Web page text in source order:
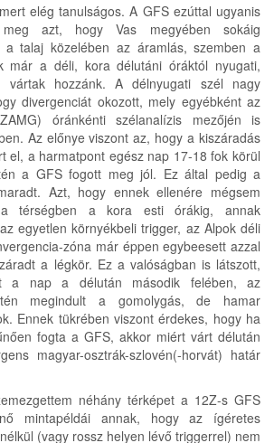
elég tanulságos. A GFS ezúttal ugyanis
azt, hogy Vas megyében sokáig
a talaj közelében az áramlás, szemben a
már a déli, kora délutáni óráktól nyugati,
vártak hozzánk. A délnyugati szél nagy
divergenciát okozott, mely egyébként az
óránkénti szélanalízis mezőjén is
Az előnye viszont az, hogy a kiszáradás
el, a harmatpont egész nap 17-18 fok körül
a GFS fogott meg jól. Ez által pedig a
Azt, hogy ennek ellenére mégsem
térségben a kora esti órákig, annak
egyetlen környékbeli trigger, az Alpok déli
zóna már éppen egybeesett azzal
a légkör. Ez a valóságban is látszott,
a nap a délután második felében, az
megindult a gomolygás, de hamar
Ennek tükrében viszont érdekes, hogy ha
fogta a GFS, akkor miért várt délután
magyar-osztrák-szlovén(-horvát) határ
néhány térképet a 12Z-s GFS
mintapéldái annak, hogy az ígéretes
(vagy rossz helyen lévő triggerrel) nem